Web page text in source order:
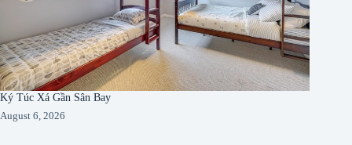
Ký Túc Xá Gần Sân Bay
August 6, 2026